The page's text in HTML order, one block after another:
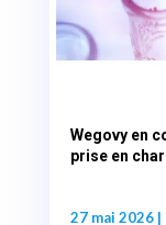
Wegovy en
prise en
27 mai 2026|